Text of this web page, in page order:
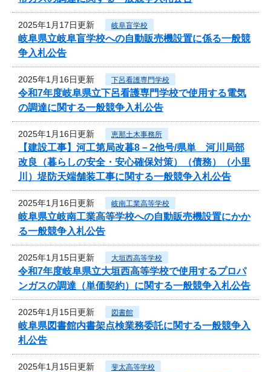
2025年1月17日更新 岐阜盲学校
岐阜県立岐阜盲学校への自動販売機設置に係る一般競
争入札公告
2025年1月16日更新 下呂看護専門学校
令和7年度岐阜県立下呂看護専門学校で使用する電気
の調達に関する一般競争入札公告
2025年1月16日更新 恵那土木事務所
【建設工事】河工第局改暮8－2他号/県単 河川局部
改良（暮らしの安全・安心確保対策）（債務）（小里
川）堤防天端舗装工事に関する一般競争入札公告
2025年1月16日更新 岐南工業高等学校
岐阜県立岐南工業高等学校への自動販売機設置にかか
る一般競争入札公告
2025年1月15日更新 大垣西高等学校
令和7年度岐阜県立大垣西高等学校で使用するプロパ
ンガスの調達（単価契約）に関する一般競争入札公告
2025年1月15日更新 図書館
岐阜県図書館内書架点検業務委託に関する一般競争入
札公告
2025年1月15日更新 斐太高等学校